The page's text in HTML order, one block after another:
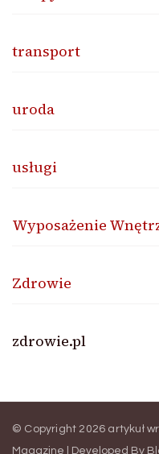
transport
uroda
usługi
Wyposażenie
Zdrowie
zdrowie.pl
© Copyright 2026 artykuł
Magazine | Developed By